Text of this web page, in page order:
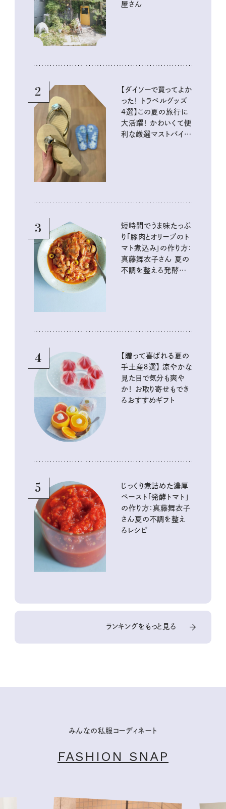
屋さん
2
【ダイソーで買ってよか
った！ トラベルグッズ
4選】この夏の旅行に
大活躍！ かわいくて便
利な厳選マストバイア
3
短時間でうま味たっぷ
り「豚肉とオリーブのト
マト煮込み」の作り方：
真藤舞衣子さん 夏の
不調を整える発酵レ
4
【贈って喜ばれる夏の
手土産８選】 涼やかな
見た目で気分も爽や
か！ お取り寄せもでき
るおすすめギフト
5
じっくり煮詰めた濃厚
ペースト「発酵トマト」
の作り方：真藤舞衣子
さん夏の不調を整え
るレシピ
ランキングをもっと見る
みんなの私服コーディネート
FASHION SNAP